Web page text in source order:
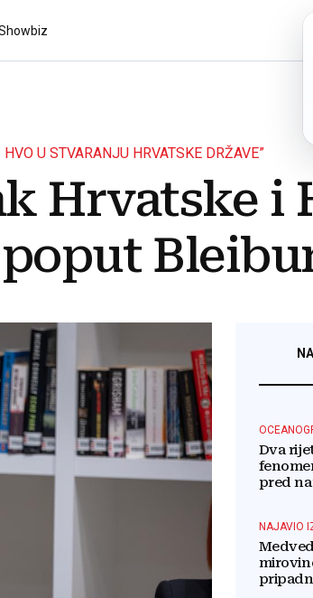
U STVARANJU HRVATSKE DRŽAVE”
Hrvatske i
Dva
pred
NAJAVIO